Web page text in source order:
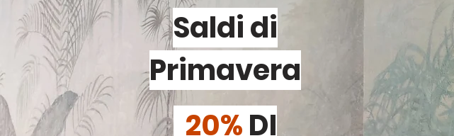
Saldi di
Primavera
20%DI